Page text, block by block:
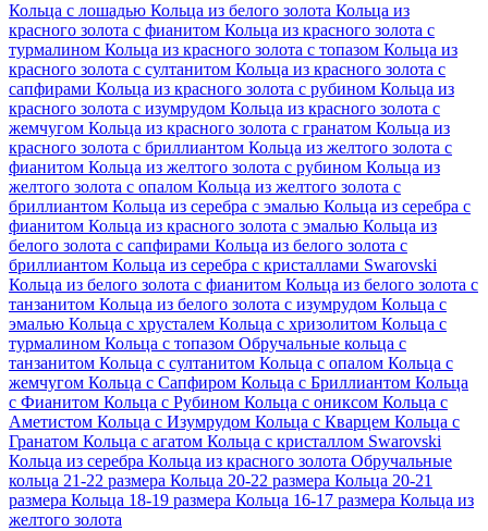
Кольца с лошадью Кольца из белого золота Кольца из
красного золота с фианитом Кольца из красного золота с
турмалином Кольца из красного золота с топазом Кольца из
красного золота с султанитом Кольца из красного золота с
сапфирами Кольца из красного золота с рубином Кольца из
красного золота с изумрудом Кольца из красного золота с
жемчугом Кольца из красного золота с гранатом Кольца из
красного золота с бриллиантом Кольца из желтого золота с
фианитом Кольца из желтого золота с рубином Кольца из
желтого золота с опалом Кольца из желтого золота с
бриллиантом Кольца из серебра с эмалью Кольца из серебра с
фианитом Кольца из красного золота с эмалью Кольца из
белого золота с сапфирами Кольца из белого золота с
бриллиантом Кольца из серебра с кристаллами Swarovski
Кольца из белого золота с фианитом Кольца из белого золота с
танзанитом Кольца из белого золота с изумрудом Кольца с
эмалью Кольца с хрусталем Кольца с хризолитом Кольца с
турмалином Кольца с топазом Обручальные кольца с
танзанитом Кольца с султанитом Кольца с опалом Кольца с
жемчугом Кольца с Сапфиром Кольца с Бриллиантом Кольца
с Фианитом Кольца с Рубином Кольца с ониксом Кольца с
Аметистом Кольца с Изумрудом Кольца с Кварцем Кольца с
Гранатом Кольца с агатом Кольца с кристаллом Swarovski
Кольца из серебра Кольца из красного золота Обручальные
кольца 21-22 размера Кольца 20-22 размера Кольца 20-21
размера Кольца 18-19 размера Кольца 16-17 размера Кольца из
желтого золота